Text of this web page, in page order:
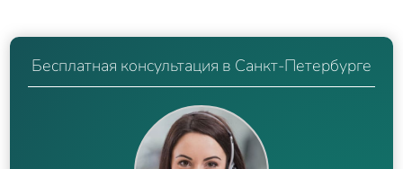
Бесплатная консультация в Санкт-Петербурге